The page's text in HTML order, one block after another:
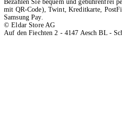
Bezahlen Sie bequem und gebührenfrei
mit QR-Code), Twint, Kreditkarte,
Samsung Pay.
© Eldar Store AG
Auf den Fiechten 2 - 4147 Aesch BL -